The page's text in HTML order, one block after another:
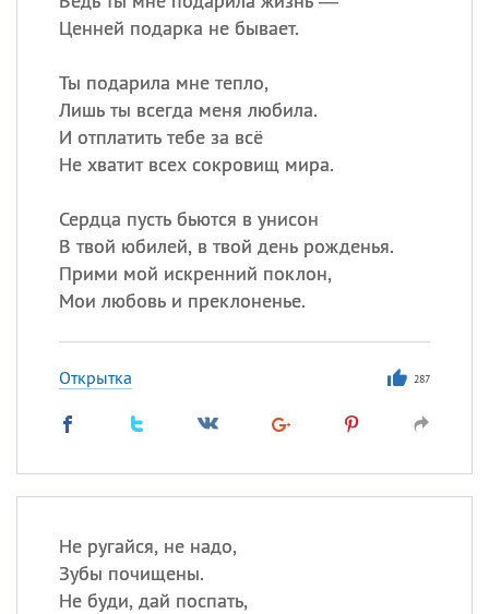
Ценней подарка не бывает.
Ты подарила мне тепло,
Лишь ты всегда меня любила.
И отплатить тебе за всё
Не хватит всех сокровищ мира.
Сердца пусть бьются в унисон
В твой юбилей, в твой день рожденья.
Прими мой искренний поклон,
Мои любовь и преклоненье.
Открытка 287
Не ругайся, не надо,
Зубы почищены.
Не буди, дай поспать,